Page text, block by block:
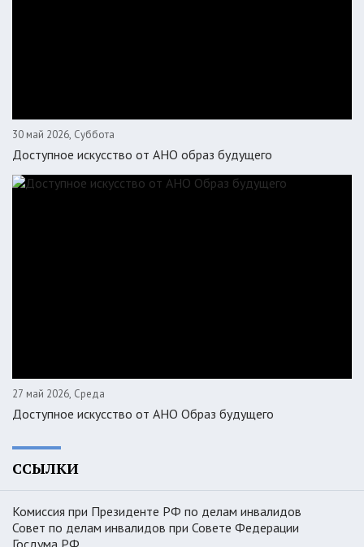
30 май 2026, Суббота
Доступное искусство от АНО образ будущего
27 май 2026, Среда
Доступное искусство от АНО Образ будущего
CCЫЛКИ
Комиссия при Президенте РФ по делам инвалидов
Совет по делам инвалидов при Совете Федерации
Госдума РФ